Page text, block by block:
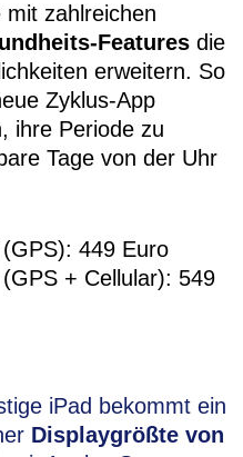
zahlreichen
Features die
erweitern. So
Zyklus-App
ihre Periode zu
Tage von der Uhr
449 Euro
+ Cellular): 549
iPad bekommt ein
Displaygrößte von